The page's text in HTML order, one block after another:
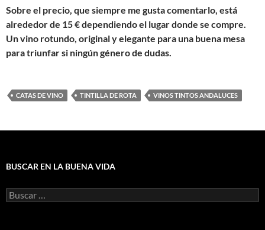
Sobre el precio, que siempre me gusta comentarlo, está
alrededor de 15 € dependiendo el lugar donde se compre.
Un vino rotundo, original y elegante para una buena mesa
para triunfar si ningún género de dudas.
CATAS DE VINO TINTILLA DE ROTA VINOS TINTOS ANDALUCES
BUSCAR EN LA BUENA VIDA
Buscar: